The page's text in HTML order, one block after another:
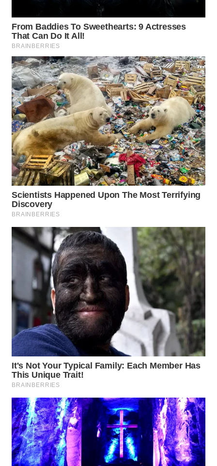
PURWAKARTA
WN
PRIANGAN
TIMUR
WN
SEMARANG
WN
SOLO
WN
BOROBUDUR
WN
MADURA
WN
SURABAYA
NATUNA
WN
BINTAN
WN
MANDALIKA
WN
LIKUPANG
WN
LABUANBAJO
WN
BORNEO